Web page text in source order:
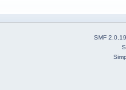
SMF 2.0.19